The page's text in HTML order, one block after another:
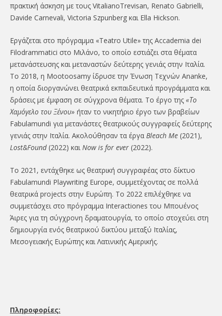
πρακτική άσκηση με τους VitalianoTrevisan, Renato Gabrielli,
Davide Carnevali, Victoria Szpunberg και Ella Hickson.
Εργάζεται στο πρόγραμμα «Teatro Utile» της Accademia dei
Filodrammatici στο Μιλάνο, το οποίο εστιάζει στα θέματα
μετανάστευσης και μεταναστών δεύτερης γενιάς στην Ιταλία.
Το 2018, η Mootoosamy ίδρυσε την Ένωση Τεχνών Ananke,
η οποία διοργανώνει θεατρικά εκπαιδευτικά προγράμματα και
δράσεις με έμφαση σε σύγχρονα θέματα. Το έργο της «Το
Χαμόγελο του Ξένου» ήταν το νικητήριο έργο των βραβείων
Fabulamundi για μετανάστες θεατρικούς συγγραφείς δεύτερης
γενιάς στην Ιταλία. Ακολούθησαν τα έργα Bleach Me(2021),
Lost&Found(2022) και Now is for ever(2022).
Το 2021, εντάχθηκε ως θεατρική συγγραφέας στο δίκτυο
Fabulamundi Playwriting Europe, συμμετέχοντας σε πολλά
θεατρικά projects στην Ευρώπη. Το 2022 επιλέχθηκε να
συμμετάσχει στο πρόγραμμα Interactiones του Μπουένος
Άιρες για τη σύγχρονη δραματουργία, το οποίο στοχεύει στη
δημιουργία ενός θεατρικού δικτύου μεταξύ Ιταλίας,
Μεσογειακής Ευρώπης και Λατινικής Αμερικής.
Πληροφορίες: